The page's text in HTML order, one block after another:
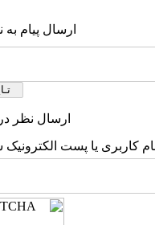
ارسال پیام
ارسال نظر
کاربری یا پست الکترونیک